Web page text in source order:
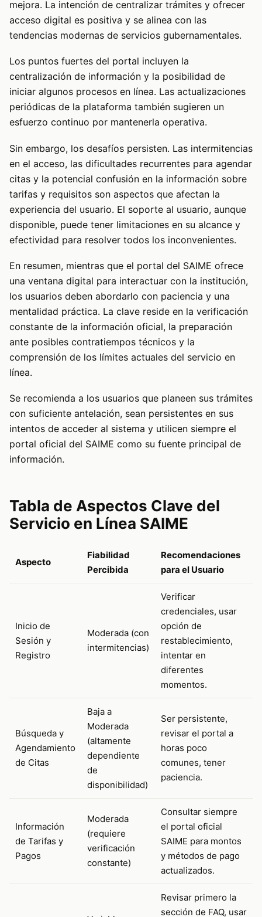
mejora. La intención de centralizar trámites y ofrecer
acceso digital es positiva y se alinea con las
tendencias modernas de servicios gubernamentales.
Los puntos fuertes del portal incluyen la
centralización de información y la posibilidad de
iniciar algunos procesos en línea. Las actualizaciones
periódicas de la plataforma también sugieren un
esfuerzo continuo por mantenerla operativa.
Sin embargo, los desafíos persisten. Las intermitencias
en el acceso, las dificultades recurrentes para agendar
citas y la potencial confusión en la información sobre
tarifas y requisitos son aspectos que afectan la
experiencia del usuario. El soporte al usuario, aunque
disponible, puede tener limitaciones en su alcance y
efectividad para resolver todos los inconvenientes.
En resumen, mientras que el portal del SAIME ofrece
una ventana digital para interactuar con la institución,
los usuarios deben abordarlo con paciencia y una
mentalidad práctica. La clave reside en la verificación
constante de la información oficial, la preparación
ante posibles contratiempos técnicos y la
comprensión de los límites actuales del servicio en
línea.
Se recomienda a los usuarios que planeen sus trámites
con suficiente antelación, sean persistentes en sus
intentos de acceder al sistema y utilicen siempre el
portal oficial del SAIME como su fuente principal de
información.
Tabla de Aspectos Clave del
Servicio en Línea SAIME
Aspecto
Fiabilidad
Percibida
Recomendaciones
para el Usuario
Inicio de
Sesión y
Registro
Moderada (con
intermitencias)
Verificar
credenciales, usar
opción de
restablecimiento,
intentar en
diferentes
momentos.
Búsqueda y
Agendamiento
de Citas
Baja a
Moderada
(altamente
dependiente
de
disponibilidad)
Ser persistente,
revisar el portal a
horas poco
comunes, tener
paciencia.
Información
de Tarifas y
Pagos
Moderada
(requiere
verificación
constante)
Consultar siempre
el portal oficial
SAIME para montos
y métodos de pago
actualizados.
Revisar primero la
sección de FAQ, usar